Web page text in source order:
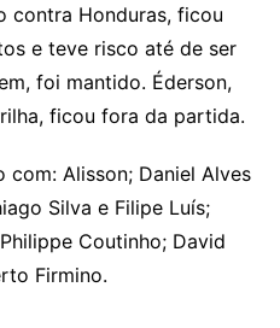
contra Honduras, ficou
e teve risco até de ser
foi mantido. Éderson,
ficou fora da partida.
com: Alisson; Daniel Alves
Silva e Filipe Luís;
Coutinho; David
Firmino.